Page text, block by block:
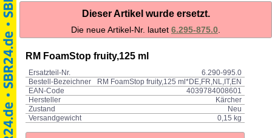
Dieser Artikel wurde ersetzt.
Die neue Artikel-Nr. lautet 6.295-875.0.
RM FoamStop fruity,125 ml
Ersatzteil-Nr.
6.290-995.0
Bestell-Bezeichner
RM FoamStop fruity,125 ml*DE,FR,NL,IT,EN
EAN-Code
4039784008601
Hersteller
Kärcher
Zustand
Neu
Versandgewicht
0,15 kg